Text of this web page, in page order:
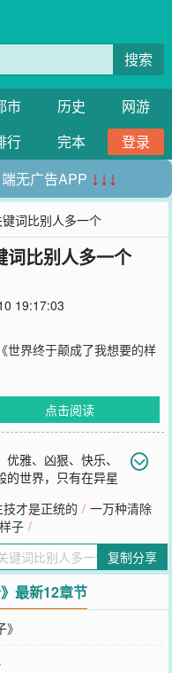
搜索
市 历史
网游
行 完本
登录
无广告APP ↓↓↓
词比别人多一个
词比别人多一个
19:17:03
世界终于颠成了我想要的样
点击阅读
雅、凶狠、快乐、
世界，只有在异星
。言行契合关键词，各项属
之，人设崩塌，便会迅速
吃喝，演技即是荣耀，演技
万订作品《万界圆梦
证，请放心入坑。
一个》还不错的话请不要忘
才是正统的 / 一万种清除
子 /
复制分享
最新12章节